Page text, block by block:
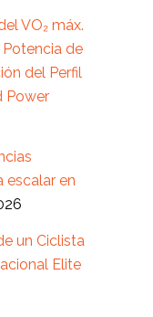
VO₂ máx.
de
del Perfil
Power
escalar en
un Ciclista
Elite